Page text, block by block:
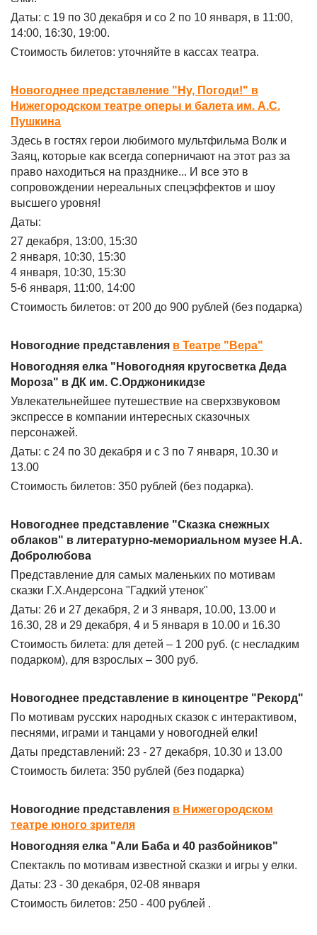
Даты: с 19 по 30 декабря и со 2 по 10 января, в 11:00,
14:00, 16:30, 19:00.
Стоимость билетов: уточняйте в кассах театра.
Новогоднее представление "Ну, Погоди!" в
Нижегородском театре оперы и балета им. А.С.
Пушкина
Здесь в гостях герои любимого мультфильма Волк и
Заяц, которые как всегда соперничают на этот раз за
право находиться на празднике... И все это в
сопровождении нереальных спецэффектов и шоу
высшего уровня!
Даты:
27 декабря, 13:00, 15:30
2 января, 10:30, 15:30
4 января, 10:30, 15:30
5-6 января, 11:00, 14:00
Стоимость билетов: от 200 до 900 рублей (без подарка)
Новогодние представления в Театре "Вера"
Новогодняя елка "Новогодняя кругосветка Деда
Мороза" в ДК им. С.Орджоникидзе
Увлекательнейшее путешествие на сверхзвуковом
экспрессе в компании интересных сказочных
персонажей.
Даты: с 24 по 30 декабря и с 3 по 7 января, 10.30 и
13.00
Стоимость билетов: 350 рублей (без подарка).
Новогоднее представление "Сказка снежных
облаков" в литературно-мемориальном музее Н.А.
Добролюбова
Представление для самых маленьких по мотивам
сказки Г.Х.Андерсона "Гадкий утенок"
Даты: 26 и 27 декабря, 2 и 3 января, 10.00, 13.00 и
16.30, 28 и 29 декабря, 4 и 5 января в 10.00 и 16.30
Стоимость билета: для детей – 1 200 руб. (с несладким
подарком), для взрослых – 300 руб.
Новогоднее представление в киноцентре "Рекорд"
По мотивам русских народных сказок с интерактивом,
песнями, играми и танцами у новогодней елки!
Даты представлений: 23 - 27 декабря, 10.30 и 13.00
Стоимость билета: 350 рублей (без подарка)
Новогодние представления в Нижегородском
театре юного зрителя
Новогодняя елка "Али Баба и 40 разбойников"
Спектакль по мотивам известной сказки и игры у елки.
Даты: 23 - 30 декабря, 02-08 января
Стоимость билетов: 250 - 400 рублей .